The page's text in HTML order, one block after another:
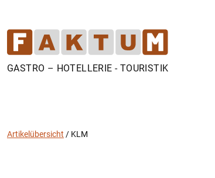
GASTRO – HOTELLERIE - TOURISTIK
Artikelübersicht / KLM